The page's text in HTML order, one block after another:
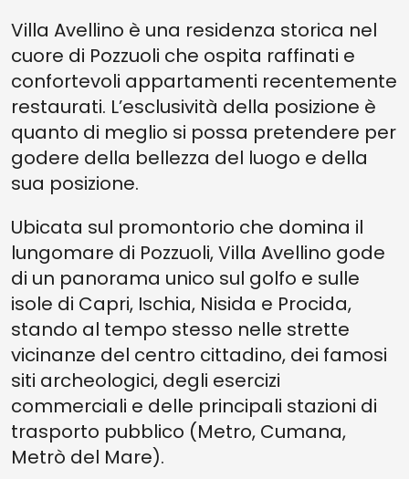
Villa Avellino è una residenza storica nel
cuore di Pozzuoli che ospita raffinati e
confortevoli appartamenti recentemente
restaurati. L’esclusività della posizione è
quanto di meglio si possa pretendere per
godere della bellezza del luogo e della
sua posizione.
Ubicata sul promontorio che domina il
lungomare di Pozzuoli, Villa Avellino gode
di un panorama unico sul golfo e sulle
isole di Capri, Ischia, Nisida e Procida,
stando al tempo stesso nelle strette
vicinanze del centro cittadino, dei famosi
siti archeologici, degli esercizi
commerciali e delle principali stazioni di
trasporto pubblico (Metro, Cumana,
Metrò del Mare).